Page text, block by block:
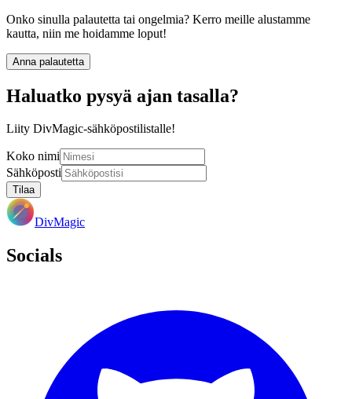
Onko sinulla palautetta tai ongelmia? Kerro meille alustamme
kautta, niin me hoidamme loput!
Anna palautetta
Haluatko pysyä ajan tasalla?
Liity DivMagic-sähköpostilistalle!
Koko nimi
Sähköposti
Tilaa
DivMagic
Socials